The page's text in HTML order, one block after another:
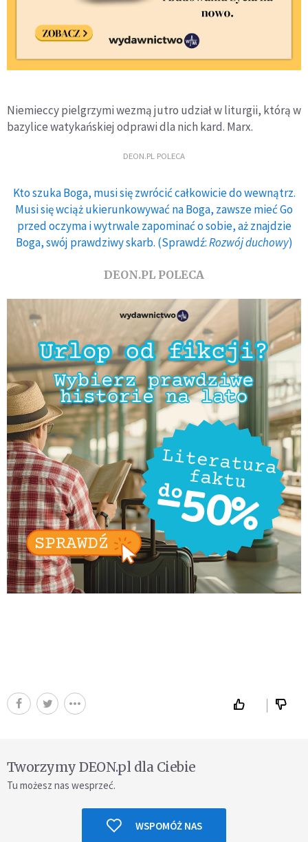
Niemieccy pielgrzymi wezmą jutro udział w liturgii, którą w
bazylice watykańskiej odprawi dla nich kard. Marx.
DEON.PL POLECA
Kto szuka Boga, musi się zwrócić całkowicie do wewnątrz.
Musi się wciąż ukierunkowywać na Boga, zawsze mieć Go
przed oczyma i wytrwale zapominać o sobie, aż znajdzie
Boga, swój prawdziwy skarb. (Sprawdź:Rozwój duchowy)
DEON.PL POLECA
Tworzymy DEON.pl dla Ciebie
Tu możesz nas wesprzeć.
WSPOMÓŻ NAS